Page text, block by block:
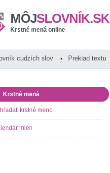
MÔJSLOVNÍK.SK
Krstné mená online
cudzích slov Preklad textu
Krstné mená
krstné meno
mien